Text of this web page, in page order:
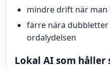
mindre drift när man
färre nära dubbletter
ordalydelsen
Lokal AI som